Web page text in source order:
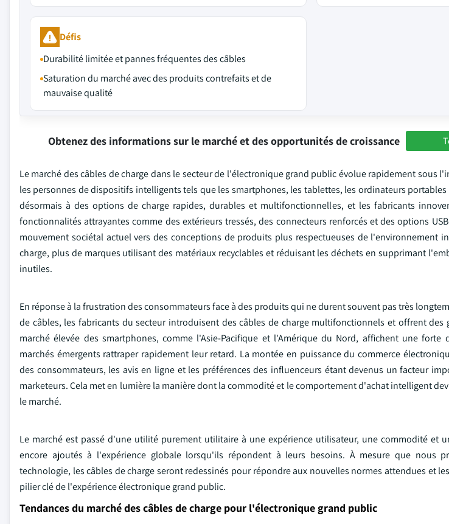
Défis
Durabilité limitée et pannes fréquentes des câbles
Saturation du marché avec des produits contrefaits et de
mauvaise qualité
Obtenez des informations sur le marché et des opportunités de croissance
Le marché des câbles de charge dans le secteur de l'électronique grand public évolue rapidement sous
les personnes de dispositifs intelligents tels que les smartphones, les tablettes, les ordinateurs
désormais à des options de charge rapides, durables et multifonctionnelles, et les fabricants
fonctionnalités attrayantes comme des extérieurs tressés, des connecteurs renforcés et des options
mouvement sociétal actuel vers des conceptions de produits plus respectueuses de l'environnement
charge, plus de marques utilisant des matériaux recyclables et réduisant les déchets en supprimant
inutiles.
En réponse à la frustration des consommateurs face à des produits qui ne durent souvent pas très
de câbles, les fabricants du secteur introduisent des câbles de charge multifonctionnels et offrent des
marché élevée des smartphones, comme l'Asie-Pacifique et l'Amérique du Nord, affichent une
marchés émergents rattraper rapidement leur retard. La montée en puissance du commerce
des consommateurs, les avis en ligne et les préférences des influenceurs étant devenus un facteur
marketeurs. Cela met en lumière la manière dont la commodité et le comportement d'achat intelligent
le marché.
Le marché est passé d'une utilité purement utilitaire à une expérience utilisateur, une commodité et
encore ajoutés à l'expérience globale lorsqu'ils répondent à leurs besoins. À mesure que nous
technologie, les câbles de charge seront redessinés pour répondre aux nouvelles normes attendues et
pilier clé de l'expérience électronique grand public.
Tendances du marché des câbles de charge pour l'électronique grand public